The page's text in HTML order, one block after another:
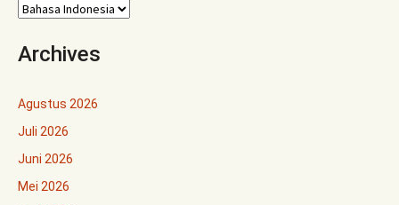
Archives
Agustus 2026
Juli 2026
Juni 2026
Mei 2026